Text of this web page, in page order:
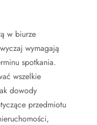
w biurze
wymagają
spotkania.
wszelkie
dowody
przedmiotu